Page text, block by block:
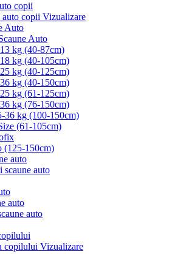
copii
auto copii Vizualizare
Auto
Auto
kg (40-87cm)
kg (40-105cm)
kg (40-125cm)
kg (40-150cm)
kg (61-125cm)
kg (76-150cm)
36 kg (100-150cm)
(61-105cm)
(125-150cm)
auto
scaune auto
auto
auto
copilului Vizualizare